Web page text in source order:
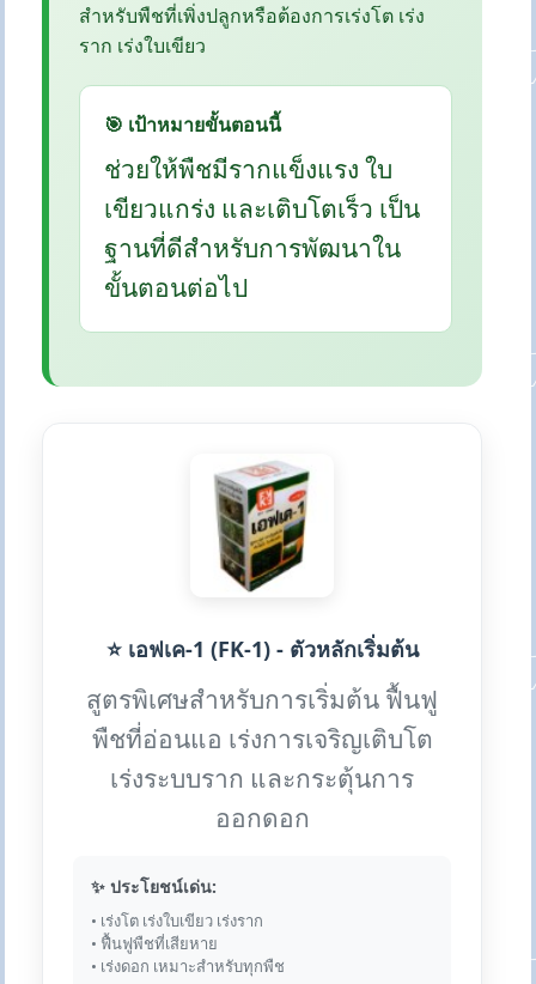
สำหรับพืชที่เพิ่งปลูกหรือต้องการเร่งโต เร่ง
ราก เร่งใบเขียว
🎯 เป้าหมายขั้นตอนนี้
ช่วยให้พืชมีรากแข็งแรง ใบ
เขียวแกร่ง และเติบโตเร็ว เป็น
ฐานที่ดีสำหรับการพัฒนาใน
ขั้นตอนต่อไป
⭐ เอฟเค-1 (FK-1) - ตัวหลักเริ่มต้น
สูตรพิเศษสำหรับการเริ่มต้น ฟื้นฟู
พืชที่อ่อนแอ เร่งการเจริญเติบโต
เร่งระบบราก และกระตุ้นการ
ออกดอก
✨ ประโยชน์เด่น:
• เร่งโต เร่งใบเขียว เร่งราก
• ฟื้นฟูพืชที่เสียหาย
• เร่งดอก เหมาะสำหรับทุกพืช